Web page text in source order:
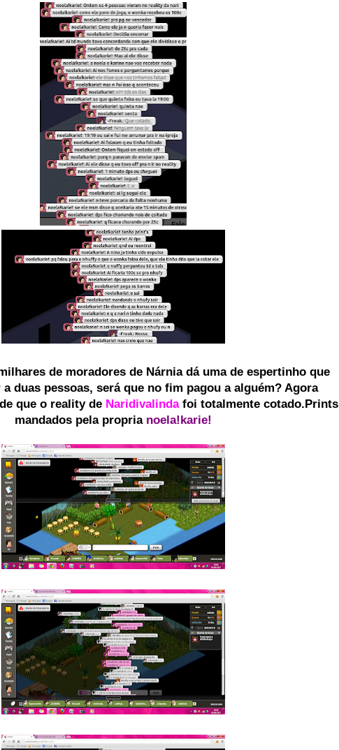
de moradores de Nárnia dá uma de espertinho que
duas pessoas, será que no fim pagou a alguém? Agora
que o reality de Naridivalinda foi totalmente cotado.Prints
mandados pela propria noela!karie!